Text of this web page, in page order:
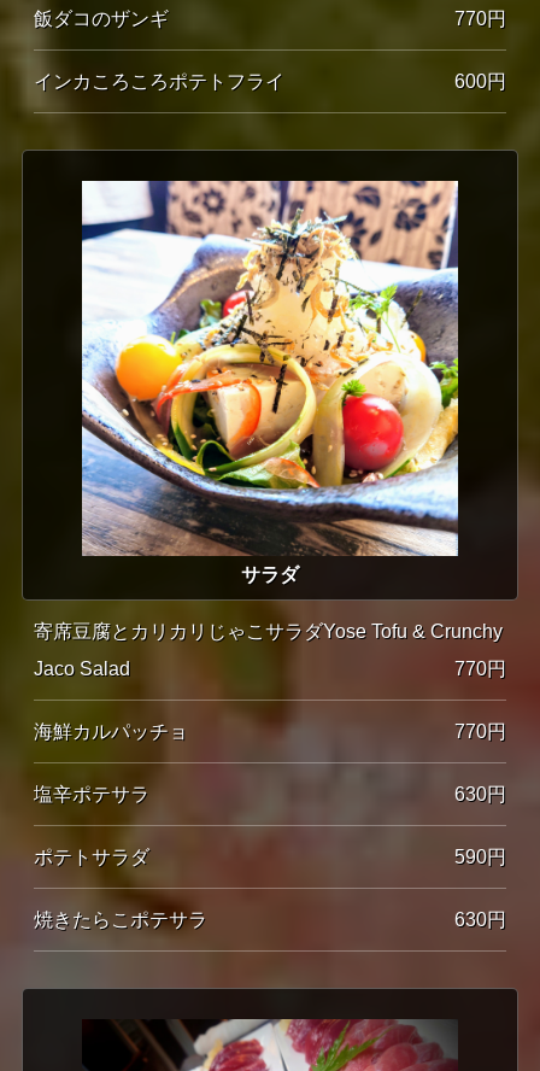
飯ダコのザンギ 770円
インカころころポテトフライ 600円
サラダ
寄席豆腐とカリカリじゃこサラダYose Tofu & Crunchy
Jaco Salad
770円
海鮮カルパッチョ 770円
塩辛ポテサラ 630円
ポテトサラダ 590円
焼きたらこポテサラ 630円